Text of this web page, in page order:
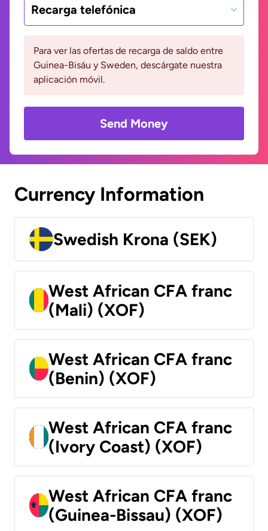
Recarga telefónica
Para ver las ofertas de recarga de saldo entre
Guinea-Bisáu y Sweden, descárgate nuestra
aplicación móvil.
Send Money
Currency Information
Swedish Krona (SEK)
West African CFA franc
(Mali) (XOF)
West African CFA franc
(Benin) (XOF)
West African CFA franc
(Ivory Coast) (XOF)
West African CFA franc
(Guinea-Bissau) (XOF)